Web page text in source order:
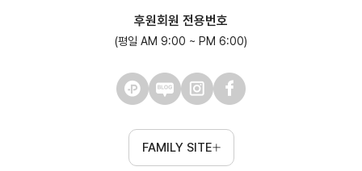
후원회원 전용번호
(평일 AM 9:00 ~ PM 6:00)
FAMILY SITE